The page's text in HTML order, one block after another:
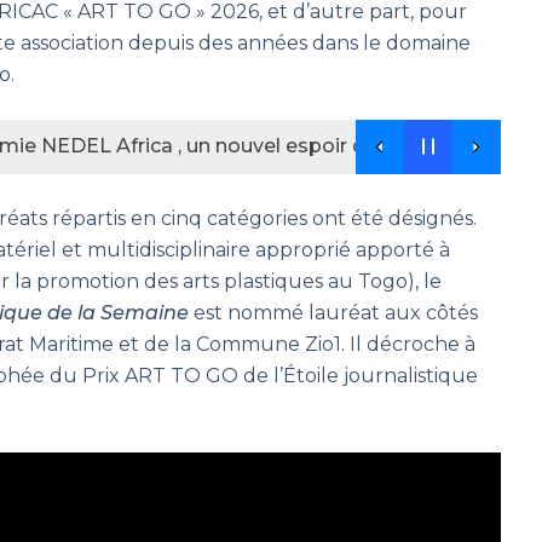
« ART TO GO » 2026, et d’autre part, pour
association depuis des années dans le domaine
NEDEL Africa , un nouvel espoir des jeunes
répartis en cinq catégories ont été désignés.
et multidisciplinaire approprié apporté à
la promotion des arts plastiques au Togo), le
de la Semaine est nommé lauréat aux côtés
Maritime et de la Commune Zio1. Il décroche à
du Prix ART TO GO de l’Étoile journalistique